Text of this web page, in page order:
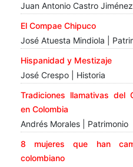
Juan Antonio Castro
El Compae Chipuco
José Atuesta Mindiola |
Hispanidad y Mestizaje
José Crespo | Historia
Tradiciones llamativas del
en Colombia
Andrés Morales | Patrimonio
8 mujeres que han
colombiano